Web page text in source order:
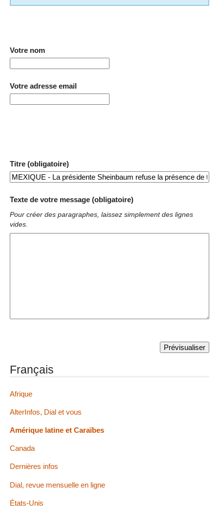
Votre nom
Votre adresse email
Titre (obligatoire)
Texte de votre message (obligatoire)
Pour créer des paragraphes, laissez simplement des lignes
vides.
Français
Afrique
AlterInfos, Dial et vous
Amérique latine et Caraïbes
Canada
Dernières infos
Dial, revue mensuelle en ligne
États-Unis